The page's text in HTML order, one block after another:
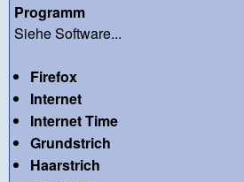
Programm
Siehe Software...
Firefox
Internet
Internet Time
Grundstrich
Haarstrich